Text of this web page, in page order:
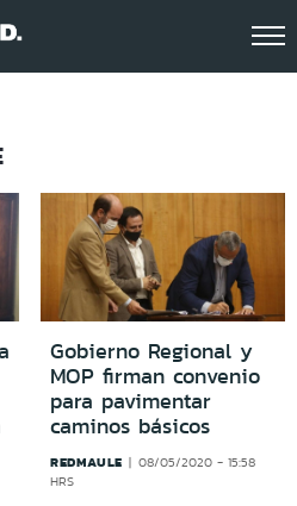
al contenido
Gobierno Regional y
MOP firman convenio
para pavimentar
caminos básicos
REDMAULE
08/05/2020 - 15:58
HRS